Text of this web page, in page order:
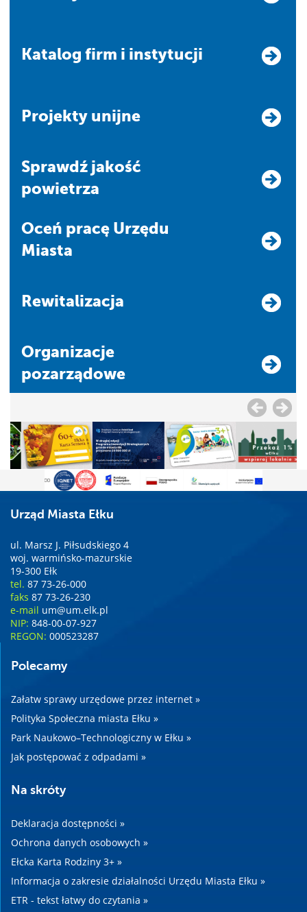
Katalog firm i instytucji
Projekty unijne
Sprawdź jakość
powietrza
Oceń pracę Urzędu
Miasta
Rewitalizacja
Organizacje
pozarządowe
Urząd Miasta Ełku
ul. Marsz J. Piłsudskiego 4
woj. warmińsko-mazurskie
19-300 Ełk
tel. 87 73-26-000
faks 87 73-26-230
e-mail um@um.elk.pl
NIP: 848-00-07-927
REGON: 000523287
Polecamy
Załatw sprawy urzędowe przez internet »
Polityka Społeczna miasta Ełku »
Park Naukowo–Technologiczny w Ełku »
Jak postępować z odpadami »
Na skróty
Deklaracja dostępności »
Ochrona danych osobowych »
Ełcka Karta Rodziny 3+ »
Informacja o zakresie działalności Urzędu Miasta Ełku »
ETR - tekst łatwy do czytania »